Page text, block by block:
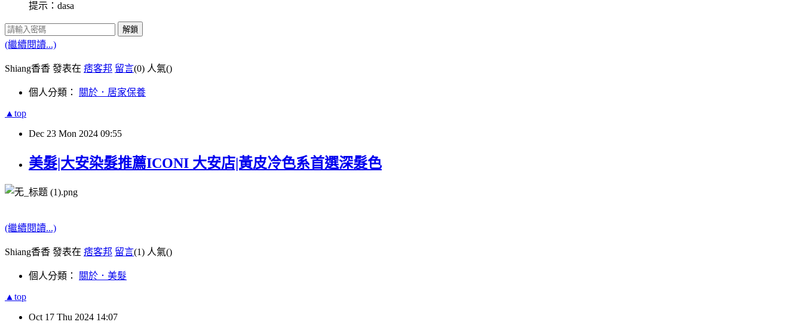
提示：dasa
解鎖
(繼續閱讀...)
Shiang香香 發表在 痞客邦 留言(0) 人氣()
個人分類： 關於．居家保養
▲top
Dec 23 Mon 2024 09:55
美髮|大安染髮推薦ICONI 大安店|黃皮冷色系首選深髮色
(繼續閱讀...)
Shiang香香 發表在 痞客邦 留言(1) 人氣()
個人分類： 關於．美髮
▲top
Oct 17 Thu 2024 14:07